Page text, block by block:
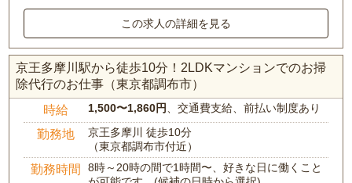
この求人の詳細を見る
京王多摩川駅から徒歩10分！2LDKマンションでのお掃
除代行のお仕事（東京都調布市）
時給 1,500〜1,860円 、交通費支給、前払い制度あり
勤務地
京王多摩川 徒歩10分
（東京都調布市付近）
勤務時間
8時～20時の間で1時間〜、好きな日に働くこと